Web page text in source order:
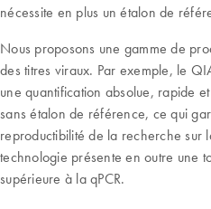
nécessite en plus un étalon de
Nous proposons une gamme de
des titres viraux. Par exemple, le
une quantification absolue, rapide
sans étalon de référence, ce qui
reproductibilité de la recherche sur
technologie présente en outre une
supérieure à la qPCR.